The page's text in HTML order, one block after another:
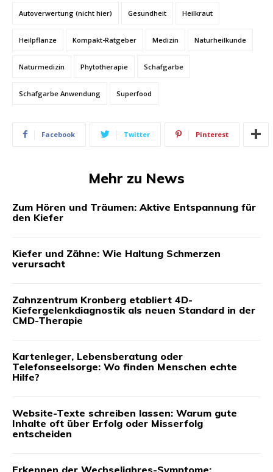
Autoverwertung (nicht hier) Gesundheit Heilkraut
Heilpflanze Kompakt-Ratgeber Medizin Naturheilkunde
Naturmedizin Phytotherapie Schafgarbe
Schafgarbe Anwendung Superfood
Facebook Twitter Pinterest
Mehr zu News
Zum Hören und Träumen: Aktive Entspannung für
den Kiefer
Kiefer und Zähne: Wie Haltung Schmerzen
verursacht
Zahnzentrum Kronberg etabliert 4D-
Kiefergelenkdiagnostik als neuen Standard in der
CMD-Therapie
Kartenleger, Lebensberatung oder
Telefonseelsorge: Wo finden Menschen echte
Hilfe?
Website-Texte schreiben lassen: Warum gute
Inhalte oft über Erfolg oder Misserfolg
entscheiden
Erkennen der Wechseljahres-Symptome: